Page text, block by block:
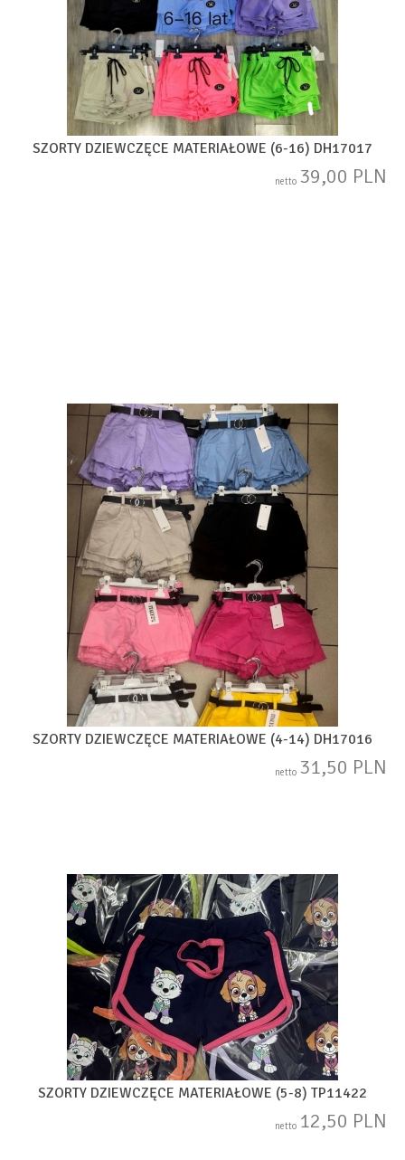
SZORTY DZIEWCZĘCE MATERIAŁOWE (6-16) DH17017
netto 39,00 PLN
SZORTY DZIEWCZĘCE MATERIAŁOWE (4-14) DH17016
netto 31,50 PLN
SZORTY DZIEWCZĘCE MATERIAŁOWE (5-8) TP11422
netto 12,50 PLN